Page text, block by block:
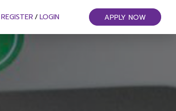
REGISTER / LOGIN APPLY NOW